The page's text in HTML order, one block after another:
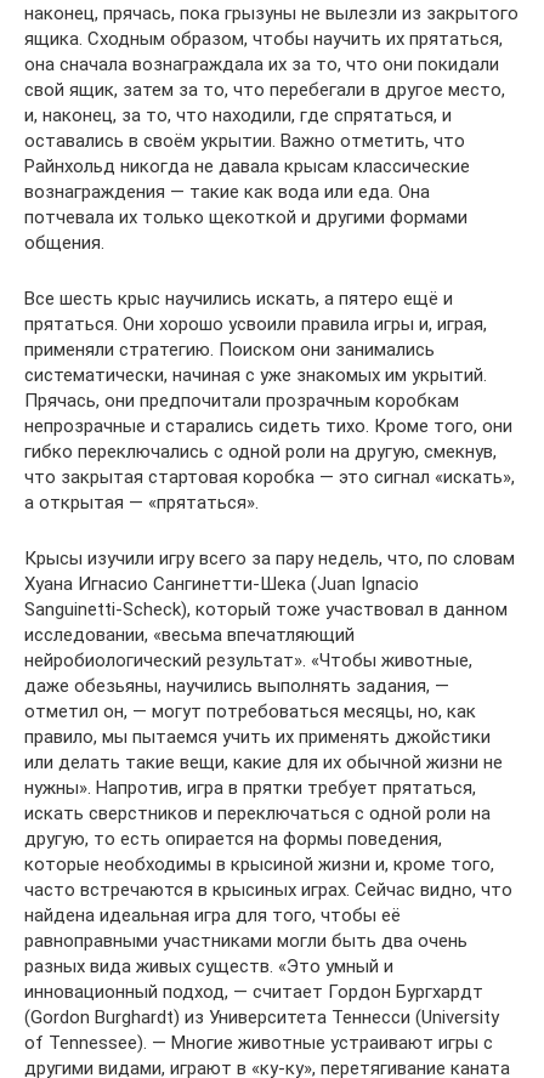
наконец, прячась, пока грызуны не вылезли из закрытого
ящика. Сходным образом, чтобы научить их прятаться,
она сначала вознаграждала их за то, что они покидали
свой ящик, затем за то, что перебегали в другое место,
и, наконец, за то, что находили, где спрятаться, и
оставались в своём укрытии. Важно отметить, что
Райнхольд никогда не давала крысам классические
вознаграждения — такие как вода или еда. Она
потчевала их только щекоткой и другими формами
общения.
Все шесть крыс научились искать, а пятеро ещё и
прятаться. Они хорошо усвоили правила игры и, играя,
применяли стратегию. Поиском они занимались
систематически, начиная с уже знакомых им укрытий.
Прячась, они предпочитали прозрачным коробкам
непрозрачные и старались сидеть тихо. Кроме того, они
гибко переключались с одной роли на другую, смекнув,
что закрытая стартовая коробка — это сигнал «искать»,
а открытая — «прятаться».
Крысы изучили игру всего за пару недель, что, по словам
Хуана Игнасио Сангинетти-Шека (Juan Ignacio
Sanguinetti-Scheck), который тоже участвовал в данном
исследовании, «весьма впечатляющий
нейробиологический результат». «Чтобы животные,
даже обезьяны, научились выполнять задания, —
отметил он, — могут потребоваться месяцы, но, как
правило, мы пытаемся учить их применять джойстики
или делать такие вещи, какие для их обычной жизни не
нужны». Напротив, игра в прятки требует прятаться,
искать сверстников и переключаться с одной роли на
другую, то есть опирается на формы поведения,
которые необходимы в крысиной жизни и, кроме того,
часто встречаются в крысиных играх. Сейчас видно, что
найдена идеальная игра для того, чтобы её
равноправными участниками могли быть два очень
разных вида живых существ. «Это умный и
инновационный подход, — считает Гордон Бургхардт
(Gordon Burghardt) из Университета Теннесси (University
of Tennessee). — Многие животные устраивают игры с
другими видами, играют в «ку-ку», перетягивание каната